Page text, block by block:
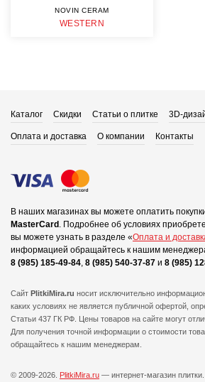
NOVIN CERAM
WESTERN
Каталог Скидки Статьи о плитке 3D-
Оплата и доставка О компании Контакты
В наших магазинах вы можете оплатить
MasterCard Подробнее об условиях
вы можете узнать в разделе «Оплата и
информацией обращайтесь к нашим
8 (985) 185-49-84 8 (985) 540-37-87 и 8 (985)
Сайт PlitkiMira.ru носит исключительно
каких условиях не является публичной офертой,
Статьи 437 ГК РФ. Цены товаров на сайте могут
Для получения точной информации о стоимости
обращайтесь к нашим менеджерам.
© 2009-2026. PlitkiMira.ru — интернет-магазин плитки.